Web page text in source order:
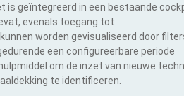
is geïntegreerd in een bestaande
evenals toegang tot
worden gevisualiseerd door
een configureerbare periode
om de inzet van nieuwe
te identificeren.